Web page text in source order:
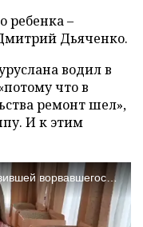
ребенка –
Дьяченко.
водил в
что в
ремонт шел»,
И к этим